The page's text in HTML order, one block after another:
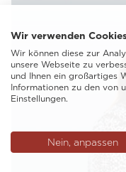
Wir verwenden
Wir können diese zur
unsere Webseite zu
und Ihnen ein großartiges
Informationen zu den von
Einstellungen.
Nein, anpassen